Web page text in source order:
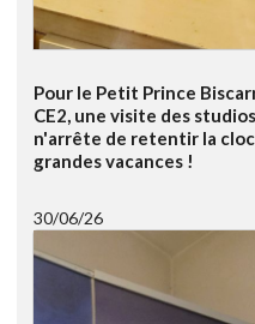
Pour le Petit Prince
CE2, une visite des
n'arrête de retentir la
grandes vacances !
30/06/26